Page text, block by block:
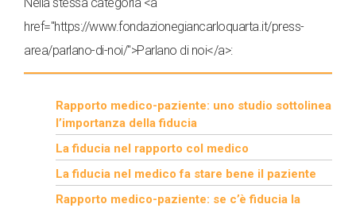
href="https://www.fondazionegiancarloquarta.it/press-
area/parlano-di-noi/">Parlano di noi</a>:
Rapporto medico-paziente: uno studio sottolinea
l’importanza della fiducia
La fiducia nel rapporto col medico
La fiducia nel medico fa stare bene il paziente
Rapporto medico-paziente: se c’è fiducia la